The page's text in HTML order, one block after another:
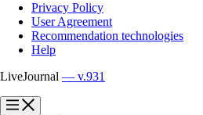
Privacy Policy
User Agreement
Recommendation technologies
Help
LiveJournal — v.931
?
?